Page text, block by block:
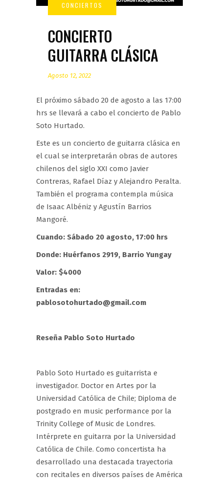
CONCIERTO
GUITARRA CLÁSICA
Agosto 12, 2022
El próximo sábado 20 de agosto a las 17:00
hrs se llevará a cabo el concierto de Pablo
Soto Hurtado.
Este es un concierto de guitarra clásica en
el cual se interpretarán obras de autores
chilenos del siglo XXI como Javier
Contreras, Rafael Díaz y Alejandro Peralta.
También el programa contempla música
de Isaac Albéniz y Agustín Barrios
Mangoré.
Cuando: Sábado 20 agosto, 17:00 hrs
Donde: Huérfanos 2919, Barrio Yungay
Valor: $4000
Entradas en:
pablosotohurtado@gmail.com
Reseña Pablo Soto Hurtado
Pablo Soto Hurtado es guitarrista e
investigador. Doctor en Artes por la
Universidad Católica de Chile; Diploma de
postgrado en music performance por la
Trinity College of Music de Londres.
Intérprete en guitarra por la Universidad
Católica de Chile. Como concertista ha
desarrollado una destacada trayectoria
con recitales en diversos países de América